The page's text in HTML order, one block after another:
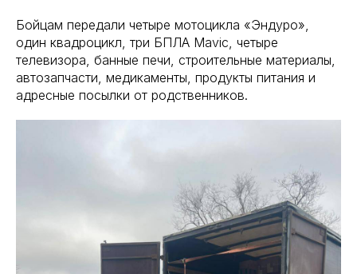
Бойцам передали четыре мотоцикла «Эндуро»,
один квадроцикл, три БПЛА Mavic, четыре
телевизора, банные печи, строительные материалы,
автозапчасти, медикаменты, продукты питания и
адресные посылки от родственников.